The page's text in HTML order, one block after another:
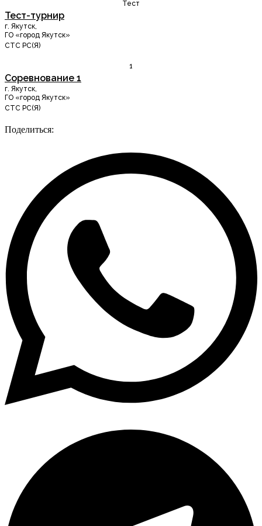
Тест
Тест-турнир
г. Якутск,
ГО «город Якутск»
СТС РС(Я)
1
Соревнование 1
г. Якутск,
ГО «город Якутск»
СТС РС(Я)
Поделиться: